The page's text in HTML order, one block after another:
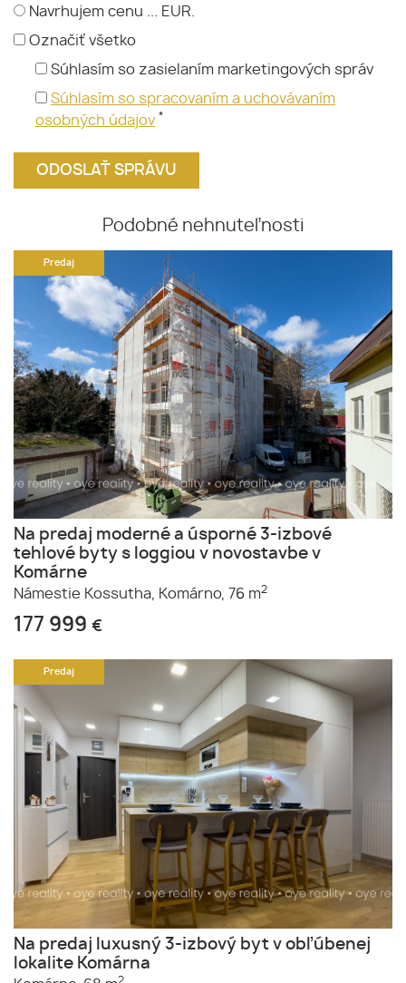
Navrhujem cenu ... EUR.
Označiť všetko
Súhlasím so zasielaním marketingových správ
Súhlasím so spracovaním a uchovávaním
osobných údajov *
Podobné nehnuteľnosti
Predaj
Na predaj moderné a úsporné 3-izbové
tehlové byty s loggiou v novostavbe v
Komárne
Námestie Kossutha, Komárno, 76 m2
177 999 €
Predaj
Na predaj luxusný 3-izbový byt v obľúbenej
lokalite Komárna
2